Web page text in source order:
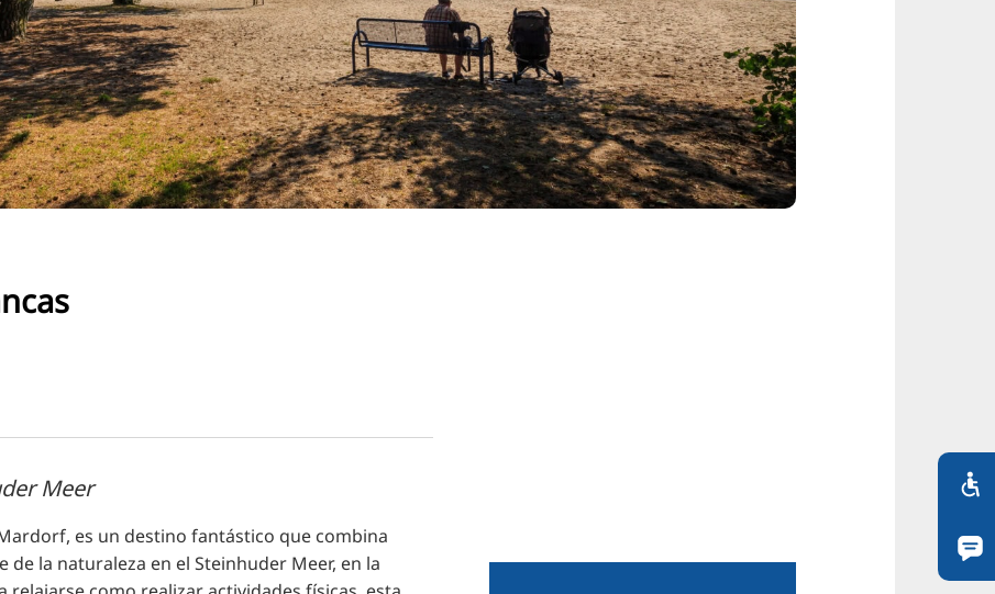
UK
BG
Meer
es un destino fantástico que combina
la naturaleza en el Steinhuder Meer, en la